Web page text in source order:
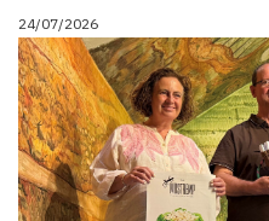
24/07/2026